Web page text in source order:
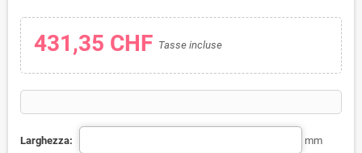
431,35 CHF Tasse incluse
Larghezza: mm